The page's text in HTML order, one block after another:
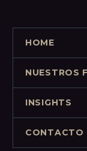
HOME
NUESTROS
INSIGHTS
CONTACTO